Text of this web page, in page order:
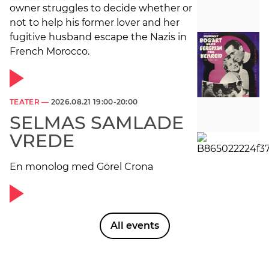
owner struggles to decide whether or
not to help his former lover and her
fugitive husband escape the Nazis in
French Morocco.
TEATER — 2026.08.21 19:00-20:00
SELMAS SAMLADE
VREDE
En monolog med Görel Crona
All events